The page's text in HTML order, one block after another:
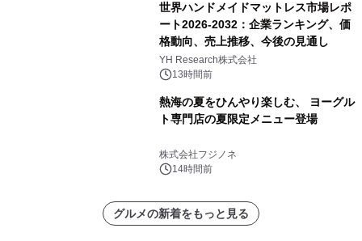
世界ハンドメイドマットレス市場レポ
ート2026-2032：企業ランキング、価
格動向、売上推移、今後の見通し
YH Research株式会社
13時間前
熱海の夏をひんやり楽しむ、 ヨーグル
ト専門店の夏限定メニュー登場
株式会社フジノネ
14時間前
グルメの新着をもっと見る